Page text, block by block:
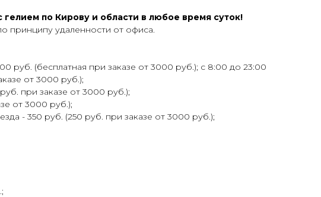
по Кирову и области в любое время суток!
принципу удаленности от офиса.
руб. (бесплатная при заказе от 3000 руб.); с 8:00 до 23:00
от 3000 руб.);
при заказе от 3000 руб.);
от 3000 руб.);
- 350 руб. (250 руб. при заказе от 3000 руб.);